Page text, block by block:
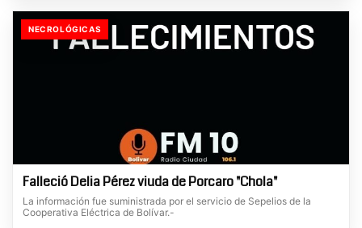
NECROLÓGICAS
Falleció Delia Pérez viuda de Porcaro "Chola"
La información fue suministrada por el servicio de Sepelios de la
Cooperativa Eléctrica de Bolívar.-